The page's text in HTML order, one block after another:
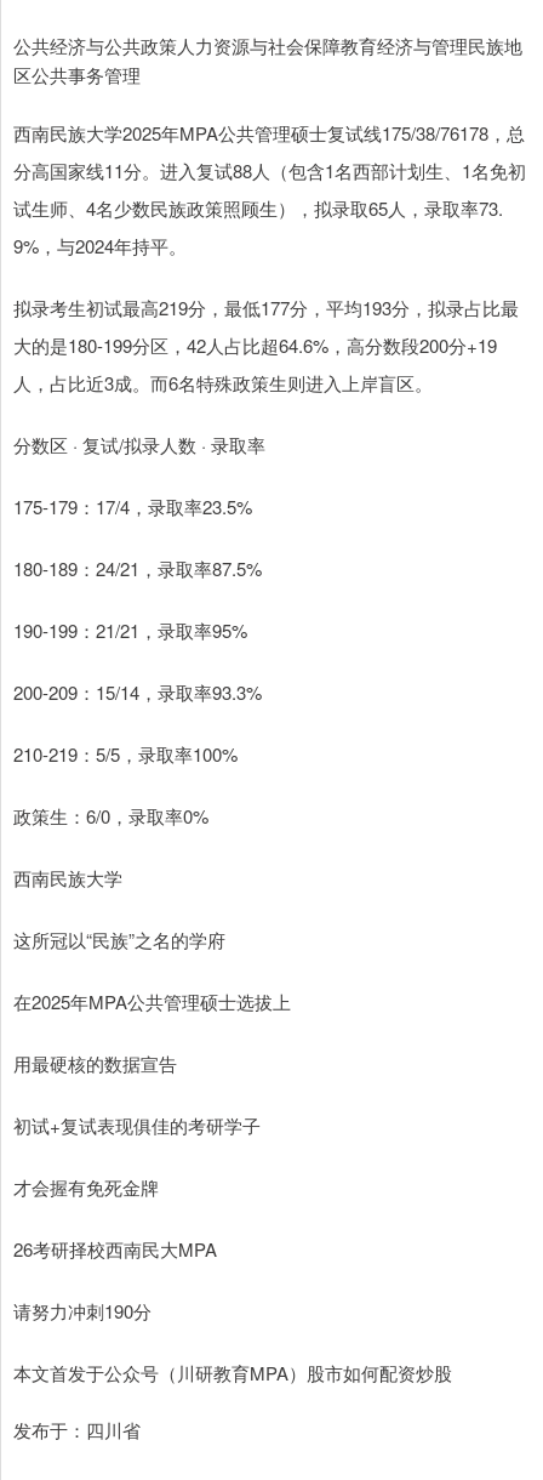
公共经济与公共政策人力资源与社会保障教育经济与管理民族地
区公共事务管理
西南民族大学2025年MPA公共管理硕士复试线175/38/76178，总
分高国家线11分。进入复试88人（包含1名西部计划生、1名免初
试生师、4名少数民族政策照顾生），拟录取65人，录取率73.
9%，与2024年持平。
拟录考生初试最高219分，最低177分，平均193分，拟录占比最
大的是180-199分区，42人占比超64.6%，高分数段200分+19
人，占比近3成。而6名特殊政策生则进入上岸盲区。
分数区 · 复试/拟录人数 · 录取率
175-179：17/4，录取率23.5%
180-189：24/21，录取率87.5%
190-199：21/21，录取率95%
200-209：15/14，录取率93.3%
210-219：5/5，录取率100%
政策生：6/0，录取率0%
西南民族大学
这所冠以“民族”之名的学府
在2025年MPA公共管理硕士选拔上
用最硬核的数据宣告
初试+复试表现俱佳的考研学子
才会握有免死金牌
26考研择校西南民大MPA
请努力冲刺190分
本文首发于公众号（川研教育MPA）股市如何配资炒股
发布于：四川省